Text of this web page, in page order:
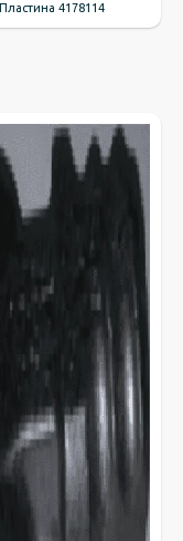
Пластина 4178114